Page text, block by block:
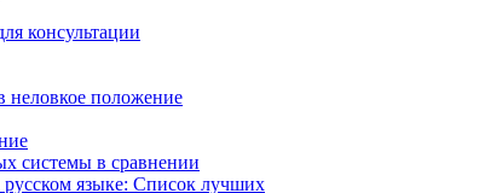
консультации
неловкое положение
системы в сравнении
языке: Список лучших